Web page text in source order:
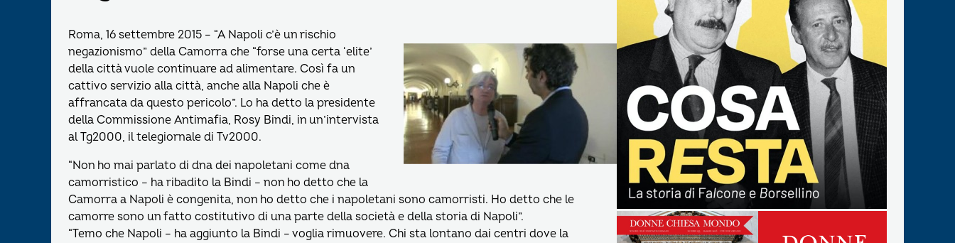
Roma, 16 settembre 2015 – “A Napoli c’è un rischio
negazionismo” della Camorra che “forse una certa ‘elite’
della città vuole continuare ad alimentare. Così fa un
cattivo servizio alla città, anche alla Napoli che è
affrancata da questo pericolo”. Lo ha detto la presidente
della Commissione Antimafia, Rosy Bindi, in un’intervista
al Tg2000, il telegiornale di Tv2000.
“Non ho mai parlato di dna dei napoletani come dna
camorristico – ha ribadito la Bindi – non ho detto che la
Camorra a Napoli è congenita, non ho detto che i napoletani sono camorristi. Ho detto che le
camorre sono un fatto costitutivo di una parte della società e della storia di Napoli”.
“Temo che Napoli – ha aggiunto la Bindi – voglia rimuovere. Chi sta lontano dai centri dove la